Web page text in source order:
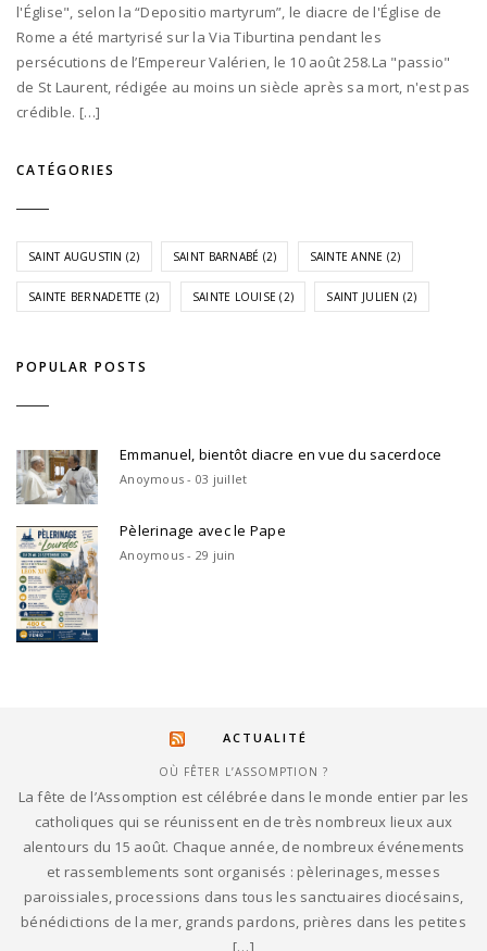
l'Église", selon la “Depositio martyrum”, le diacre de l'Église de
Rome a été martyrisé sur la Via Tiburtina pendant les
persécutions de l’Empereur Valérien, le 10 août 258.La "passio"
de St Laurent, rédigée au moins un siècle après sa mort, n'est pas
crédible. […]
CATÉGORIES
SAINT AUGUSTIN (2) SAINT BARNABÉ (2) SAINTE ANNE (2)
SAINTE BERNADETTE (2) SAINTE LOUISE (2) SAINT JULIEN (2)
POPULAR POSTS
Emmanuel, bientôt diacre en vue du sacerdoce
Anoymous - 03 juillet
Pèlerinage avec le Pape
Anoymous - 29 juin
ACTUALITÉ
OÙ FÊTER L’ASSOMPTION ?
La fête de l’Assomption est célébrée dans le monde entier par les
catholiques qui se réunissent en de très nombreux lieux aux
alentours du 15 août. Chaque année, de nombreux événements
et rassemblements sont organisés : pèlerinages, messes
paroissiales, processions dans tous les sanctuaires diocésains,
bénédictions de la mer, grands pardons, prières dans les petites
[…]